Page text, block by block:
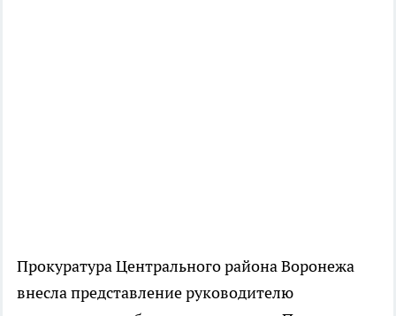
Прокуратура Центрального района Воронежа
внесла представление руководителю